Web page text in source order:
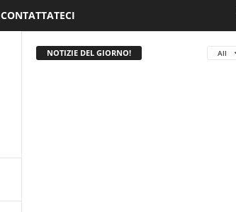
CONTATTATECI
NOTIZIE DEL GIORNO! All